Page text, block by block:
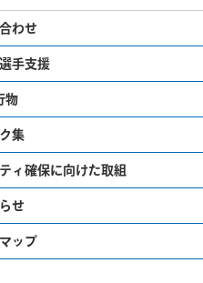
わせ
手支援
物
集
ィ確保に向けた取組
せ
ップ